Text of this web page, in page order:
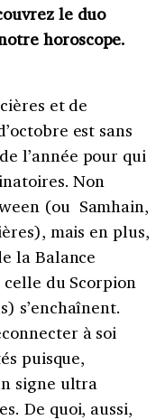
le duo
horoscope.
et de
est sans
l’année pour qui
Non
(ou Samhain,
mais en plus,
la Balance
du Scorpion
s’enchaînent.
à soi
puisque,
signe ultra
De quoi, aussi,